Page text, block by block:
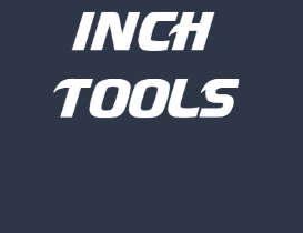
الخيارات
صفحة
المنتج